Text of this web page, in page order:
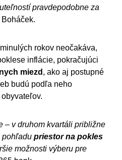
pravdepodobne za
rokov neočakáva,
inflácie, pokračujúci
miezd , ako aj postupné
budú podľa neho
– v druhom kvartáli približne
pohľadu priestor na pokles
možnosti výberu pre